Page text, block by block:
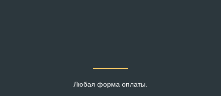
Любая форма оплаты.